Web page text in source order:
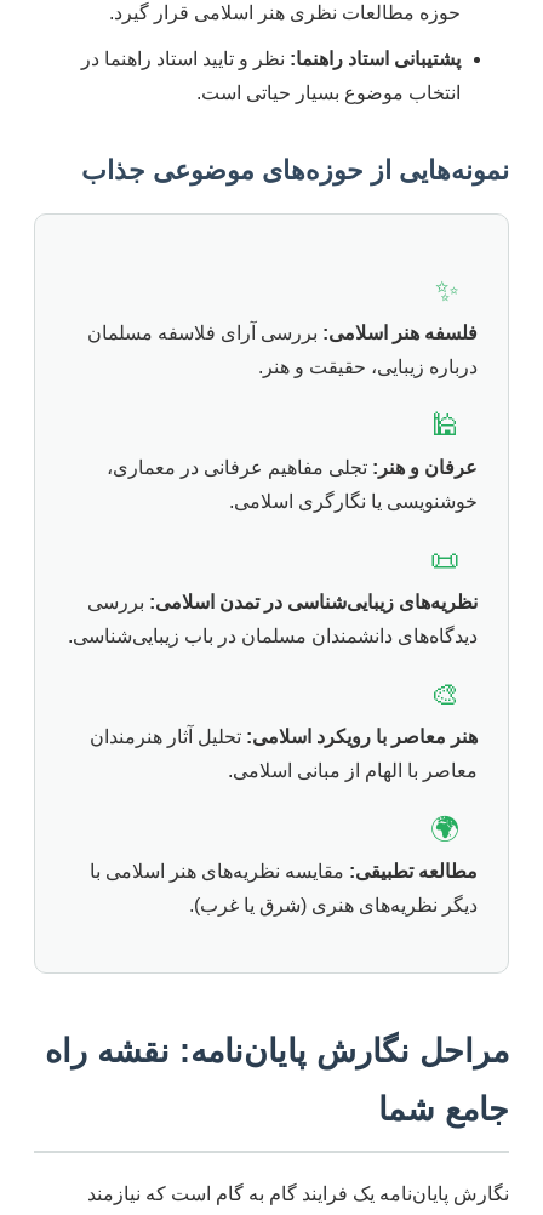
حوزه مطالعات نظری هنر اسلامی قرار گیرد.
پشتیبانی استاد راهنما: نظر و تایید استاد راهنما در
انتخاب موضوع بسیار حیاتی است.
نمونه‌هایی از حوزه‌های موضوعی جذاب
✨
فلسفه هنر اسلامی: بررسی آرای فلاسفه مسلمان
درباره زیبایی، حقیقت و هنر.
🕌
عرفان و هنر: تجلی مفاهیم عرفانی در معماری،
خوشنویسی یا نگارگری اسلامی.
📜
نظریه‌های زیبایی‌شناسی در تمدن اسلامی: بررسی
دیدگاه‌های دانشمندان مسلمان در باب زیبایی‌شناسی.
🎨
هنر معاصر با رویکرد اسلامی: تحلیل آثار هنرمندان
معاصر با الهام از مبانی اسلامی.
🌍
مطالعه تطبیقی: مقایسه نظریه‌های هنر اسلامی با
دیگر نظریه‌های هنری (شرق یا غرب).
مراحل نگارش پایان‌نامه: نقشه راه
جامع شما
نگارش پایان‌نامه یک فرایند گام به گام است که نیازمند